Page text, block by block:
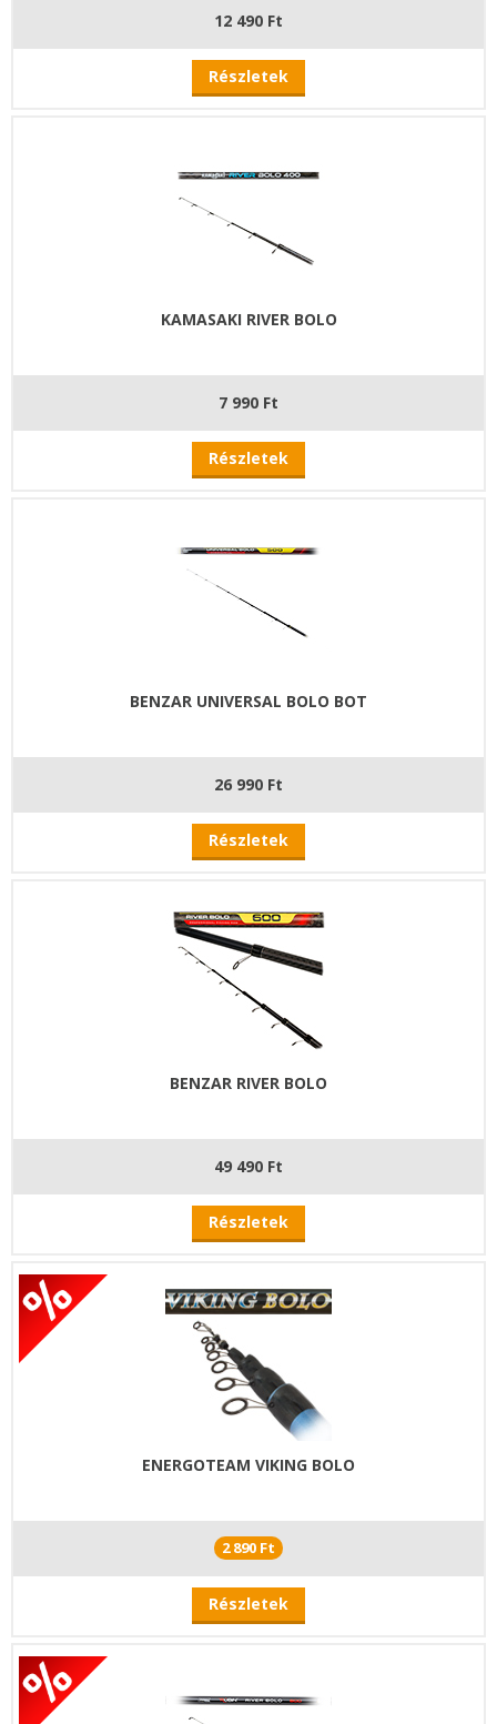
12 490 Ft
Részletek
KAMASAKI RIVER BOLO
7 990 Ft
Részletek
BENZAR UNIVERSAL BOLO BOT
26 990 Ft
Részletek
BENZAR RIVER BOLO
49 490 Ft
Részletek
ENERGOTEAM VIKING BOLO
2 890 Ft
Részletek